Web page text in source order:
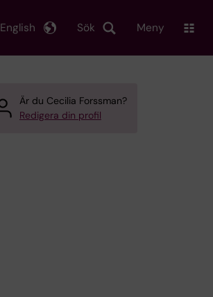
Sök
English Meny
Är du Cecilia Forssman?
Redigera din profil